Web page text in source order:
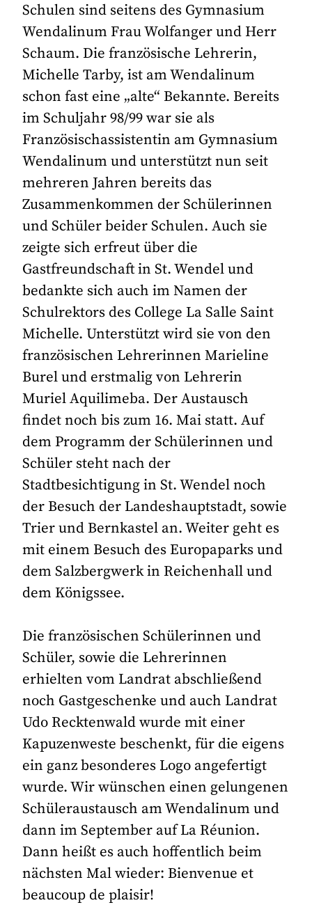
Schulen sind seitens des Gymnasium
Wendalinum Frau Wolfanger und Herr
Schaum. Die französische Lehrerin,
Michelle Tarby, ist am Wendalinum
schon fast eine „alte“ Bekannte. Bereits
im Schuljahr 98/99 war sie als
Französischassistentin am Gymnasium
Wendalinum und unterstützt nun seit
mehreren Jahren bereits das
Zusammenkommen der Schülerinnen
und Schüler beider Schulen. Auch sie
zeigte sich erfreut über die
Gastfreundschaft in St. Wendel und
bedankte sich auch im Namen der
Schulrektors des College La Salle Saint
Michelle. Unterstützt wird sie von den
französischen Lehrerinnen Marieline
Burel und erstmalig von Lehrerin
Muriel Aquilimeba. Der Austausch
findet noch bis zum 16. Mai statt. Auf
dem Programm der Schülerinnen und
Schüler steht nach der
Stadtbesichtigung in St. Wendel noch
der Besuch der Landeshauptstadt, sowie
Trier und Bernkastel an. Weiter geht es
mit einem Besuch des Europaparks und
dem Salzbergwerk in Reichenhall und
dem Königssee.
Die französischen Schülerinnen und
Schüler, sowie die Lehrerinnen
erhielten vom Landrat abschließend
noch Gastgeschenke und auch Landrat
Udo Recktenwald wurde mit einer
Kapuzenweste beschenkt, für die eigens
ein ganz besonderes Logo angefertigt
wurde. Wir wünschen einen gelungenen
Schüleraustausch am Wendalinum und
dann im September auf La Réunion.
Dann heißt es auch hoffentlich beim
nächsten Mal wieder: Bienvenue et
beaucoup de plaisir!